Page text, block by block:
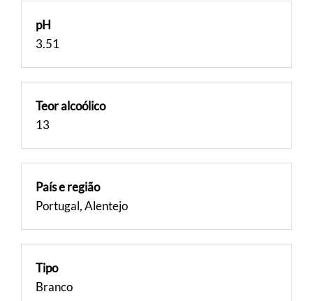
pH
3.51
Teor alcoólico
13
País e região
Portugal, Alentejo
Tipo
Branco